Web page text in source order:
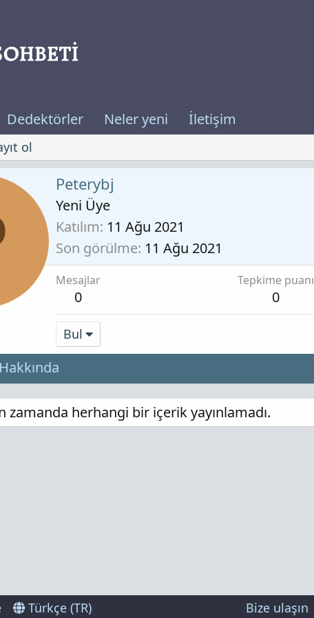
Dedektörler Neler yeni İletişim
ol
Peterybj
Yeni Üye
Katılım 11 Ağu 2021
Son görülme 11 Ağu 2021
Mesajlar
0
Tepkime puanı
0
Bul
Hakkında
zamanda herhangi bir içerik yayınlamadı.
Türkçe (TR) Bize ulaşın